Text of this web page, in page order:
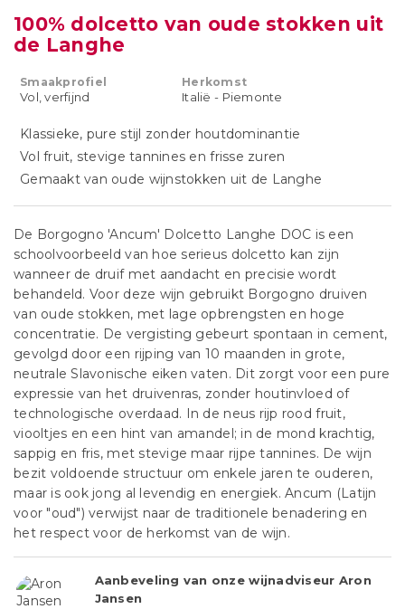
100% dolcetto van oude stokken uit
de Langhe
Smaakprofiel
Vol, verfijnd
Herkomst
Italië - Piemonte
Klassieke, pure stijl zonder houtdominantie
Vol fruit, stevige tannines en frisse zuren
Gemaakt van oude wijnstokken uit de Langhe
De Borgogno 'Ancum' Dolcetto Langhe DOC is een
schoolvoorbeeld van hoe serieus dolcetto kan zijn
wanneer de druif met aandacht en precisie wordt
behandeld. Voor deze wijn gebruikt Borgogno druiven
van oude stokken, met lage opbrengsten en hoge
concentratie. De vergisting gebeurt spontaan in cement,
gevolgd door een rijping van 10 maanden in grote,
neutrale Slavonische eiken vaten. Dit zorgt voor een pure
expressie van het druivenras, zonder houtinvloed of
technologische overdaad. In de neus rijp rood fruit,
viooltjes en een hint van amandel; in de mond krachtig,
sappig en fris, met stevige maar rijpe tannines. De wijn
bezit voldoende structuur om enkele jaren te ouderen,
maar is ook jong al levendig en energiek. Ancum (Latijn
voor "oud") verwijst naar de traditionele benadering en
het respect voor de herkomst van de wijn.
Aanbeveling van onze wijnadviseur Aron
Jansen